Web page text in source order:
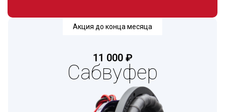
Акция до конца месяца
11 000 ₽
Сабвуфер